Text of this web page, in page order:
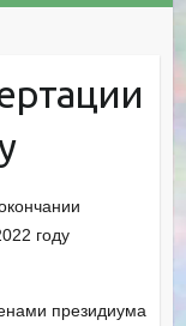
году
президиума